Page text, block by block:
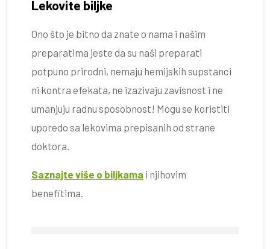
Lekovite biljke
Ono što je bitno da znate o nama i našim
preparatima jeste da su naši preparati
potpuno prirodni, nemaju hemijskih supstanci
ni kontra efekata, ne izazivaju zavisnost i ne
umanjuju radnu sposobnost! Mogu se koristiti
uporedo sa lekovima prepisanih od strane
doktora.
Saznajte više o biljkama i njihovim
benefitima.